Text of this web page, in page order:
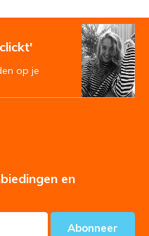
op je
en
Abonneer